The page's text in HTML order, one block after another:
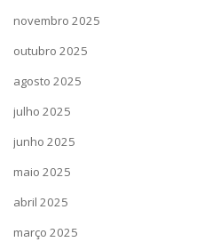
novembro 2025
outubro 2025
agosto 2025
julho 2025
junho 2025
maio 2025
abril 2025
março 2025